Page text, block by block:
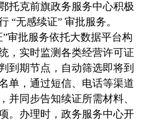
托克前旗政务服务中心积极
“无感续证” 审批服务。
批服务依托大数据平台构
，实时监测各类经营许可证
到期节点，自动筛选即将到
单，通过短信、电话等渠道
并同步告知续证所需材料、
。办理时，政务服务中心开